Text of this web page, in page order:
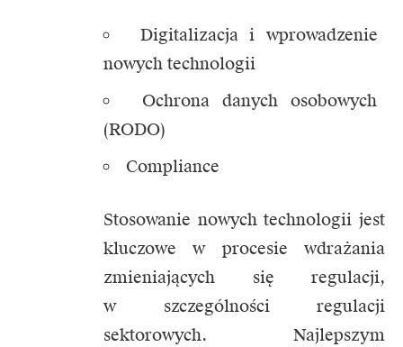
Digitalizacja i wprowadzenie
nowych technologii
Ochrona danych osobowych
(RODO)
Compliance
Stosowanie nowych technologii jest
kluczowe w procesie wdrażania
zmieniających się regulacji,
w szczególności regulacji
sektorowych. Najlepszym